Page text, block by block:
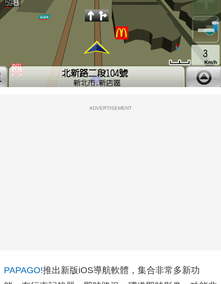
ADVERTISEMENT
PAPAGO!推出新版iOS導航軟體，集合非常多新功